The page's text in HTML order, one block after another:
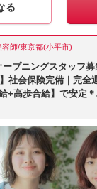
る
師/東京都(小平市)
プニングスタッフ募
社会保険完備｜完全
+高歩合給】で安定